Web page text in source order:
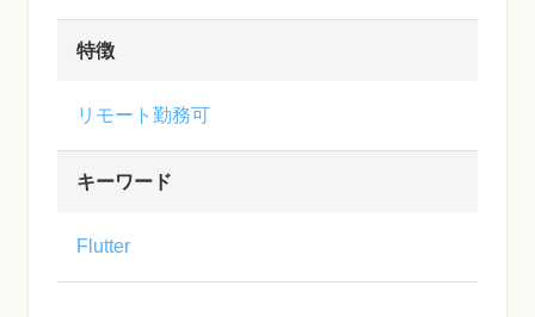
特徴
リモート勤務可
キーワード
Flutter